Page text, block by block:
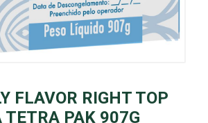
FLAVOR RIGHT TOP
TETRA PAK 907G